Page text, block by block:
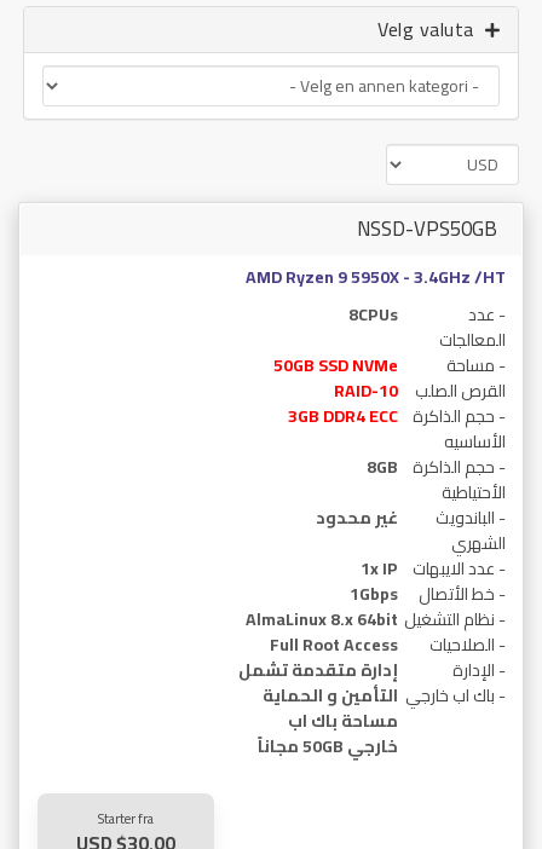
NSSD-VPS50GB
AMD Ryzen 9 5950X - 3.4GHz /HT
8CPUs
- عدد
المعالجات
50GB SSD NVMe
RAID-10
- مساحة
القرص الصلب
3GB DDR4 ECC - حجم الذاكرة
الأساسيه
8GB - حجم الذاكرة
الأحتياطية
غير محدود
- الباندويث
الشهري
1x IP - عدد الايبهات
1Gbps
- خط الأتصال
AlmaLinux 8.x 64bit - نظام التشغيل
Full Root Access
- الصلاحيات
إدارة متقدمة تشمل
التأمين و الحماية
- الإدارة
مساحة باك اب
خارجي 50GB مجاناً
- باك اب خارجي
Starter fra